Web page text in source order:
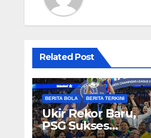
Related Post
BERITA BOLA BERITA TERKINI
Ukir Rekor Baru,
PSG Sukses